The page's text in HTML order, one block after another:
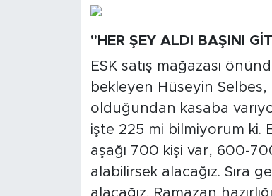
"HER ŞEY ALDI BAŞINI
ESK satış mağazası
bekleyen Hüseyin Selbes,
olduğundan kasaba
işte 225 mi bilmiyorum ki.
aşağı 700 kişi var, 600-
alabilirsek alacağız. Sıra
alacağız. Ramazan
ALINTI YAZARLAR
SOSYAL MEDYA